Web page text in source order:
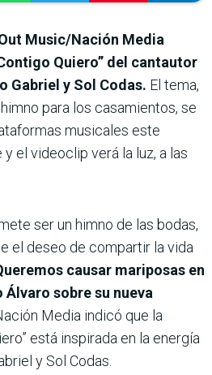
Music/Nación Media
Quiero” del cantautor
Gabriel y Sol Codas. El tema,
para los casamientos, se
musicales este
el videoclip verá la luz, a las
ser un himno de las bodas,
el deseo de compartir la vida
causar mariposas en
Álvaro sobre su nueva
Media indicó que la
está inspirada en la energía
y Sol Codas.